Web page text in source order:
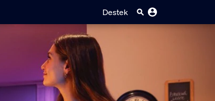
Destek